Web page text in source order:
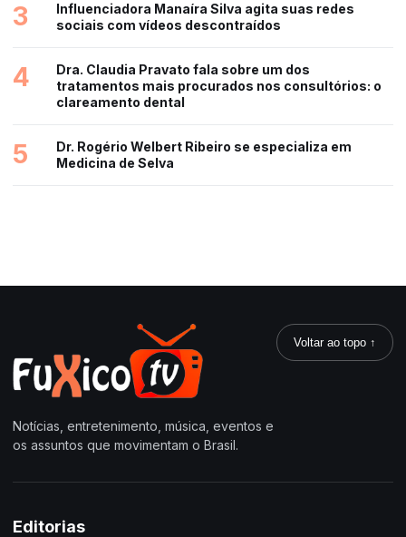
3
Influenciadora Manaíra Silva agita suas redes
sociais com vídeos descontraídos
4
Dra. Claudia Pravato fala sobre um dos
tratamentos mais procurados nos consultórios: o
clareamento dental
5
Dr. Rogério Welbert Ribeiro se especializa em
Medicina de Selva
Notícias, entretenimento, música, eventos e
os assuntos que movimentam o Brasil.
Voltar ao topo ↑
Editorias